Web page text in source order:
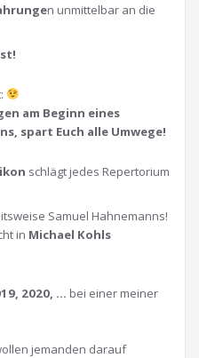
n unmittelbar an die
am Beginn eines
spart Euch alle Umwege!
schlägt jedes Repertorium
Samuel Hahnemanns!
in Michael Kohls
2020, … bei einer meiner
jemanden darauf